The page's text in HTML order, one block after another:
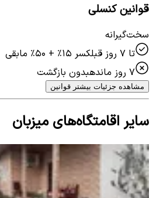
قوانین کنسلی
سخت‌گیرانه
تا ۷ روز قبل
کسر ۱۵٪ + ۵۰٪ مابقی
۷ روز مانده
بدون بازگشت
مشاهده جزئیات بیشتر قوانین
سایر اقامتگاه‌های میزبان
اجاره ویلا با استخر سرپوشیده
ساری